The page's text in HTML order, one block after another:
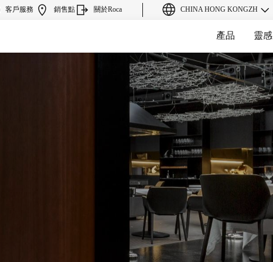
客戶服務 銷售點 關於Roca CHINA HONG KONGZH
產品 靈感